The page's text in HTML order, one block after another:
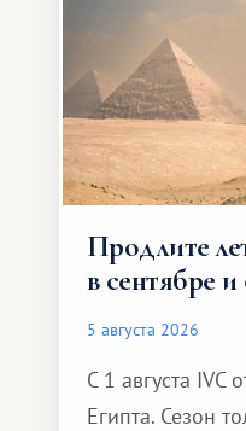
Продлите
в сентябре
5 августа 2026
С 1 августа IVC
Египта. Сезон